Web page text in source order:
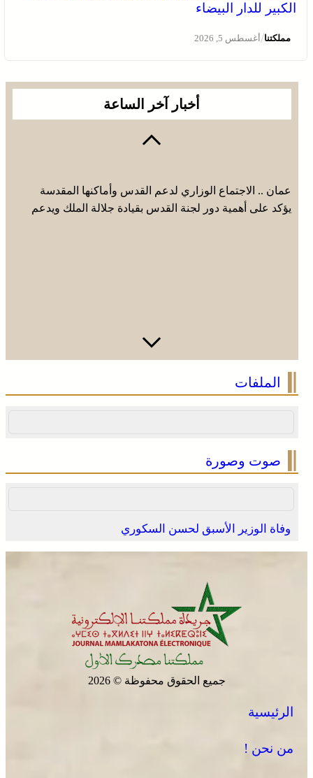
الكبير للدار البيضاء
مملكتنا/أغسطس 5, 2026
أخبار آخر الساعة
عمان .. الاجتماع الوزاري لدعم القدس وأماكنها المقدسة
يؤكد على أهمية دور لجنة القدس بقيادة جلالة الملك ويدعم
الملفات
صوت وصورة
وفاة الوزير الأسبق لحسن السكوري
جميع الحقوق محفوظة © 2026
الرئيسية
من نحن !